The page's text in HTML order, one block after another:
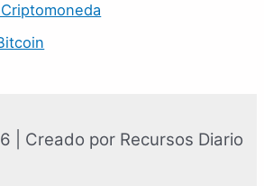
| Creado por Recursos Diario